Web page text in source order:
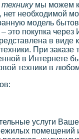
мы можем
нет необходимой
модель
это покупка
в виде
При заказе
в Интернете
техники в
услуги
помещений